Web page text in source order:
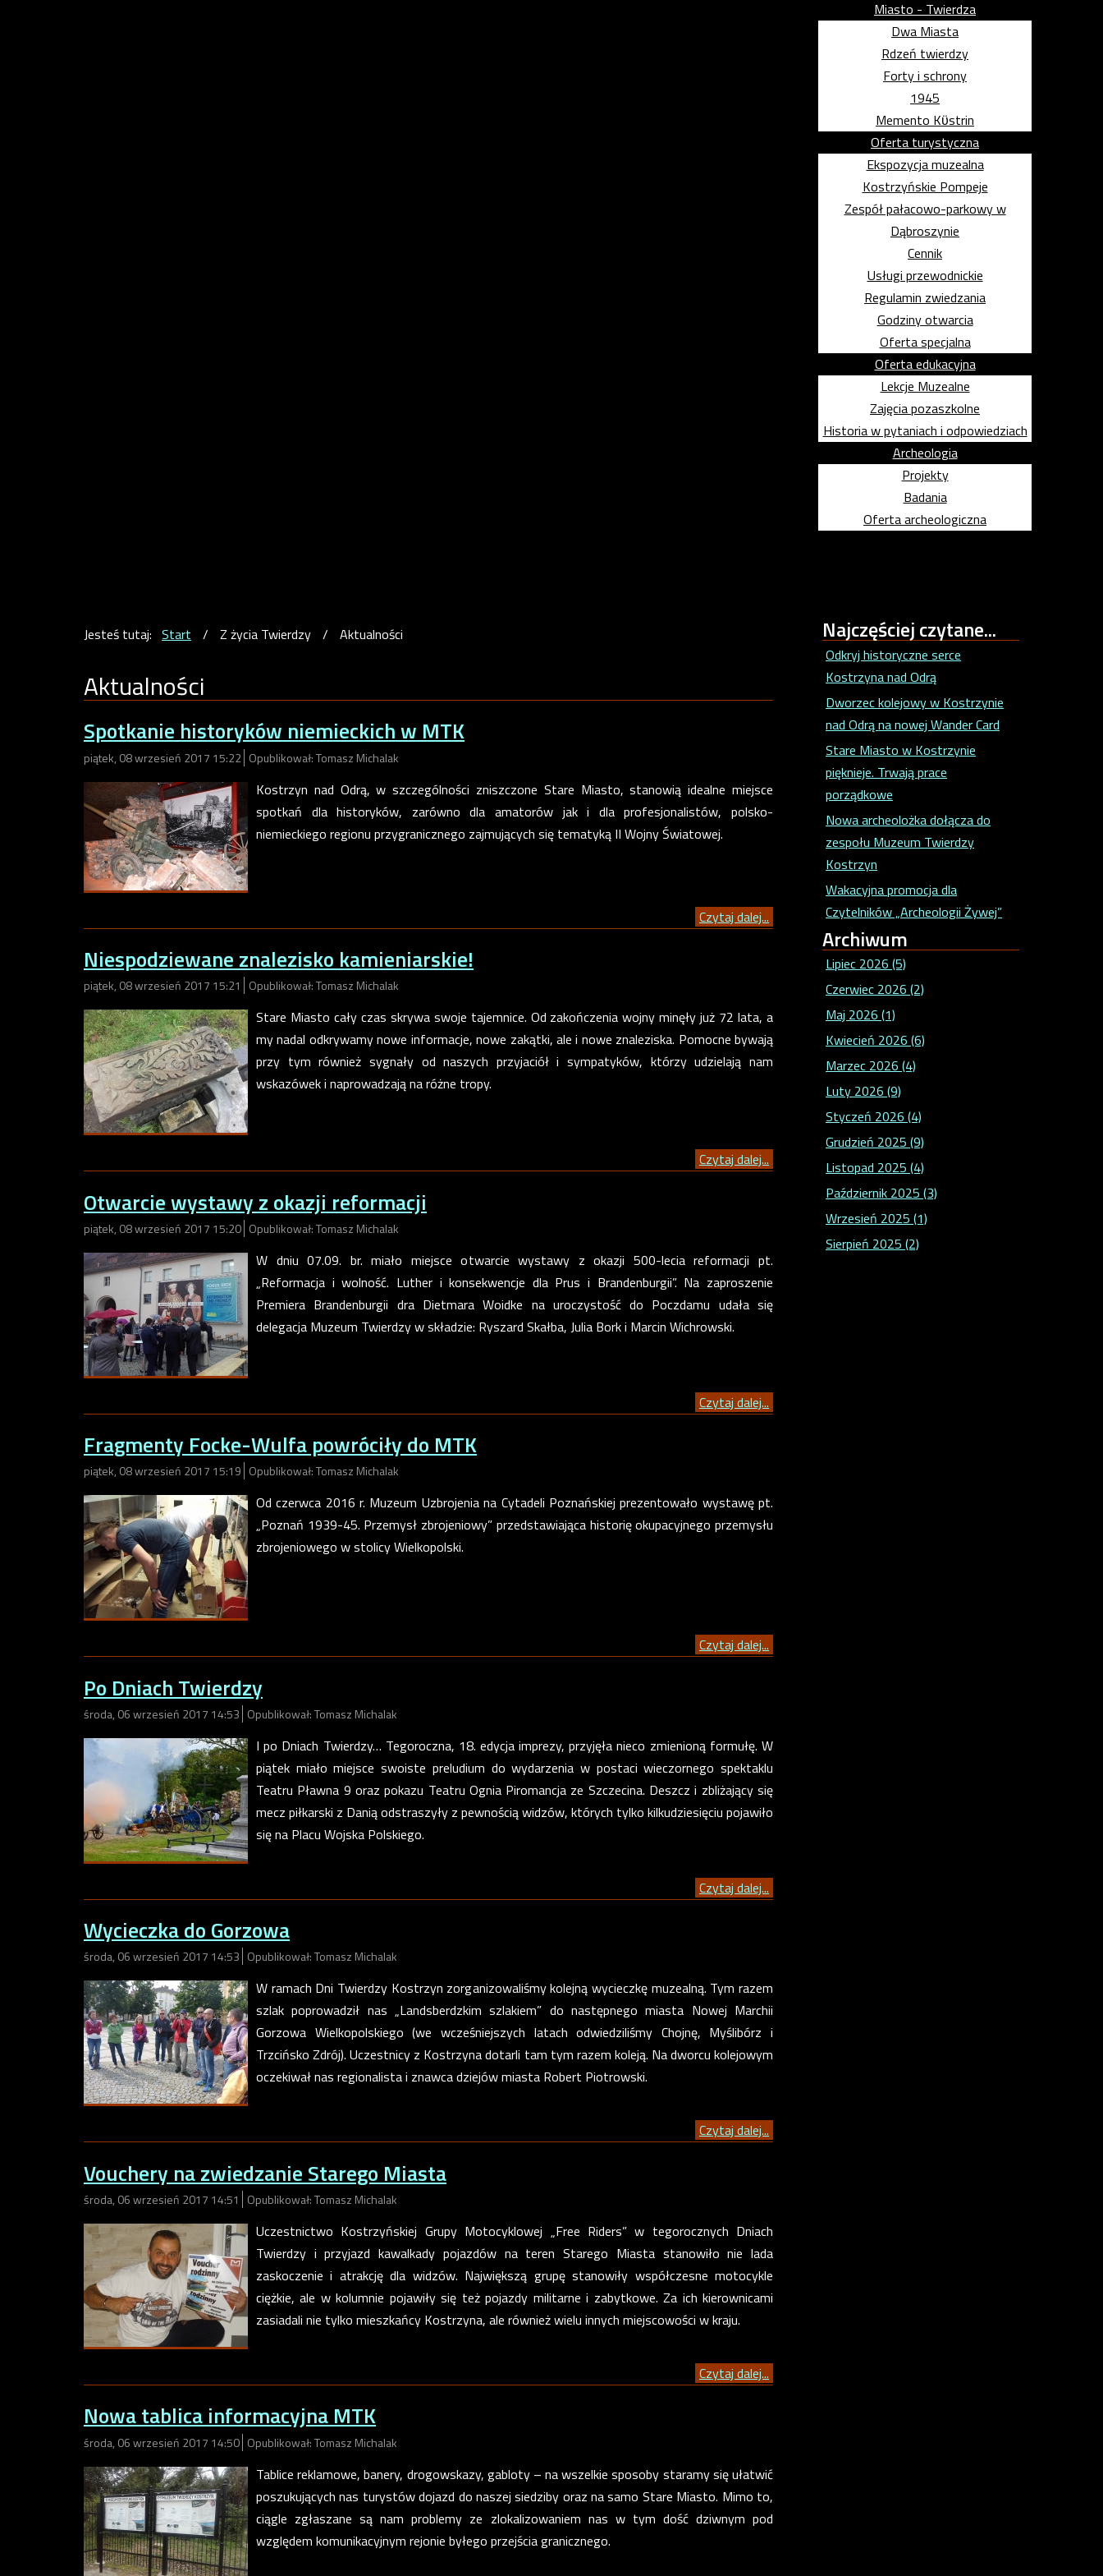
Miasto - Twierdza
Dwa Miasta
Rdzeń twierdzy
Forty i schrony
1945
Memento Kϋstrin
Oferta turystyczna
Ekspozycja muzealna
Kostrzyńskie Pompeje
Zespół pałacowo-parkowy w
Dąbroszynie
Cennik
Usługi przewodnickie
Regulamin zwiedzania
Godziny otwarcia
Oferta specjalna
Oferta edukacyjna
Lekcje Muzealne
Zajęcia pozaszkolne
Historia w pytaniach i odpowiedziach
Archeologia
Projekty
Badania
Oferta archeologiczna
Jesteś tutaj: Start / Z życia Twierdzy / Aktualności
Aktualności
Spotkanie historyków niemieckich w MTK
piątek, 08 wrzesień 2017 15:22 Opublikował: Tomasz Michalak
Kostrzyn nad Odrą, w szczególności zniszczone Stare Miasto, stanowią idealne miejsce
spotkań dla historyków, zarówno dla amatorów jak i dla profesjonalistów, polsko-
niemieckiego regionu przygranicznego zajmujących się tematyką II Wojny Światowej.
Czytaj dalej...
Niespodziewane znalezisko kamieniarskie!
piątek, 08 wrzesień 2017 15:21 Opublikował: Tomasz Michalak
Stare Miasto cały czas skrywa swoje tajemnice. Od zakończenia wojny minęły już 72 lata, a
my nadal odkrywamy nowe informacje, nowe zakątki, ale i nowe znaleziska. Pomocne bywają
przy tym również sygnały od naszych przyjaciół i sympatyków, którzy udzielają nam
wskazówek i naprowadzają na różne tropy.
Czytaj dalej...
Otwarcie wystawy z okazji reformacji
piątek, 08 wrzesień 2017 15:20 Opublikował: Tomasz Michalak
W dniu 07.09. br. miało miejsce otwarcie wystawy z okazji 500-lecia reformacji pt.
„Reformacja i wolność. Luther i konsekwencje dla Prus i Brandenburgii”. Na zaproszenie
Premiera Brandenburgii dra Dietmara Woidke na uroczystość do Poczdamu udała się
delegacja Muzeum Twierdzy w składzie: Ryszard Skałba, Julia Bork i Marcin Wichrowski.
Czytaj dalej...
Fragmenty Focke-Wulfa powróciły do MTK
piątek, 08 wrzesień 2017 15:19 Opublikował: Tomasz Michalak
Od czerwca 2016 r. Muzeum Uzbrojenia na Cytadeli Poznańskiej prezentowało wystawę pt.
„Poznań 1939-45. Przemysł zbrojeniowy” przedstawiająca historię okupacyjnego przemysłu
zbrojeniowego w stolicy Wielkopolski.
Czytaj dalej...
Po Dniach Twierdzy
środa, 06 wrzesień 2017 14:53 Opublikował: Tomasz Michalak
I po Dniach Twierdzy… Tegoroczna, 18. edycja imprezy, przyjęła nieco zmienioną formułę. W
piątek miało miejsce swoiste preludium do wydarzenia w postaci wieczornego spektaklu
Teatru Pławna 9 oraz pokazu Teatru Ognia Piromancja ze Szczecina. Deszcz i zbliżający się
mecz piłkarski z Danią odstraszyły z pewnością widzów, których tylko kilkudziesięciu pojawiło
się na Placu Wojska Polskiego.
Czytaj dalej...
Wycieczka do Gorzowa
środa, 06 wrzesień 2017 14:53 Opublikował: Tomasz Michalak
W ramach Dni Twierdzy Kostrzyn zorganizowaliśmy kolejną wycieczkę muzealną. Tym razem
szlak poprowadził nas „Landsberdzkim szlakiem” do następnego miasta Nowej Marchii
Gorzowa Wielkopolskiego (we wcześniejszych latach odwiedziliśmy Chojnę, Myślibórz i
Trzcińsko Zdrój). Uczestnicy z Kostrzyna dotarli tam tym razem koleją. Na dworcu kolejowym
oczekiwał nas regionalista i znawca dziejów miasta Robert Piotrowski.
Czytaj dalej...
Vouchery na zwiedzanie Starego Miasta
środa, 06 wrzesień 2017 14:51 Opublikował: Tomasz Michalak
Uczestnictwo Kostrzyńskiej Grupy Motocyklowej „Free Riders” w tegorocznych Dniach
Twierdzy i przyjazd kawalkady pojazdów na teren Starego Miasta stanowiło nie lada
zaskoczenie i atrakcję dla widzów. Największą grupę stanowiły współczesne motocykle
ciężkie, ale w kolumnie pojawiły się też pojazdy militarne i zabytkowe. Za ich kierownicami
zasiadali nie tylko mieszkańcy Kostrzyna, ale również wielu innych miejscowości w kraju.
Czytaj dalej...
Nowa tablica informacyjna MTK
środa, 06 wrzesień 2017 14:50 Opublikował: Tomasz Michalak
Tablice reklamowe, banery, drogowskazy, gabloty – na wszelkie sposoby staramy się ułatwić
poszukujących nas turystów dojazd do naszej siedziby oraz na samo Stare Miasto. Mimo to,
ciągle zgłaszane są nam problemy ze zlokalizowaniem nas w tym dość dziwnym pod
względem komunikacyjnym rejonie byłego przejścia granicznego.
Najczęściejczytane...
Odkryj historyczne serce
Kostrzyna nad Odrą
Dworzec kolejowy w Kostrzynie
nad Odrą na nowej Wander Card
Stare Miasto w Kostrzynie
pięknieje. Trwają prace
porządkowe
Nowa archeolożka dołącza do
zespołu Muzeum Twierdzy
Kostrzyn
Wakacyjna promocja dla
Czytelników „Archeologii Żywej”
Archiwum
Lipiec 2026 (5)
Czerwiec 2026 (2)
Maj 2026 (1)
Kwiecień 2026 (6)
Marzec 2026 (4)
Luty 2026 (9)
Styczeń 2026 (4)
Grudzień 2025 (9)
Listopad 2025 (4)
Październik 2025 (3)
Wrzesień 2025 (1)
Sierpień 2025 (2)